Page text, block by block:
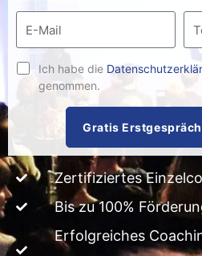
Ich habe die
genommen.
Gratis
Zertifiziertes
Bis zu 100%
Erfolgreiches